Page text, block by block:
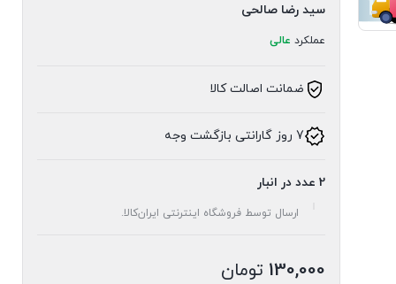
سید رضا صالحی
عملکرد عالی
ضمانت اصالت کالا
7 روز گارانتی بازگشت وجه
2 عدد در انبار
ارسال توسط فروشگاه اینترنتی ایران‌کالا.
130,000 تومان